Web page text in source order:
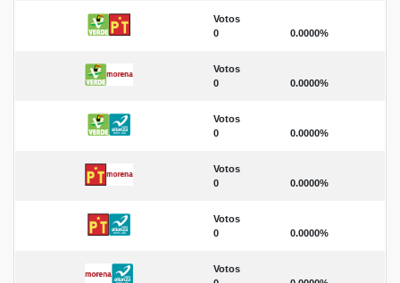
Votos
0
0.0000%
Votos
0
0.0000%
Votos
0
0.0000%
Votos
0
0.0000%
Votos
0
0.0000%
Votos